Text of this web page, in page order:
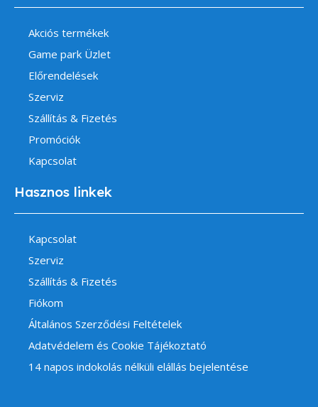
Akciós termékek
Game park Üzlet
Előrendelések
Szerviz
Szállítás & Fizetés
Promóciók
Kapcsolat
Hasznos linkek
Kapcsolat
Szerviz
Szállítás & Fizetés
Fiókom
Általános Szerződési Feltételek
Adatvédelem és Cookie Tájékoztató
14 napos indokolás nélküli elállás bejelentése